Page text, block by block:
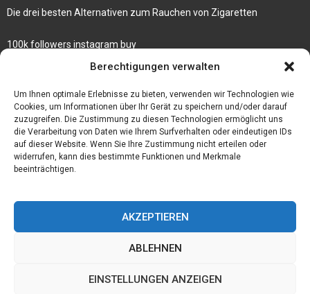
Berechtigungen verwalten
Um Ihnen optimale Erlebnisse zu bieten, verwenden wir Technologien wie
Cookies, um Informationen über Ihr Gerät zu speichern und/oder darauf
zuzugreifen. Die Zustimmung zu diesen Technologien ermöglicht uns
die Verarbeitung von Daten wie Ihrem Surfverhalten oder eindeutigen IDs
auf dieser Website. Wenn Sie Ihre Zustimmung nicht erteilen oder
widerrufen, kann dies bestimmte Funktionen und Merkmale
beeinträchtigen.
AKZEPTIEREN
ABLEHNEN
EINSTELLUNGEN ANZEIGEN
Die drei besten Alternativen zum Rauchen von Zigaretten
100k followers instagram buy
Rezepte für gekochte Süßkartoffeln
Gönnen Sie sich bedruckte Fliesen mit einem eigenen Bild